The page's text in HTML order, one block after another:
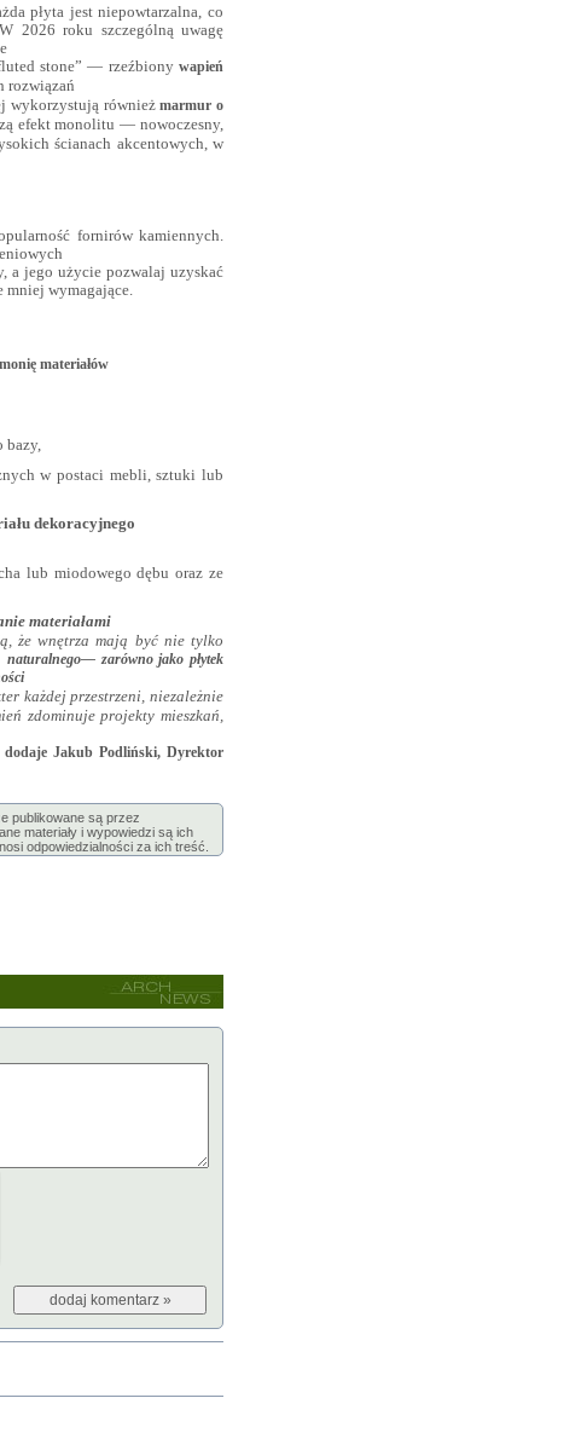
płyta jest niepowtarzalna, co
2026 roku szczególną uwagę
stone” — rzeźbiony wapień
rozwiązań
wykorzystują równieżmarmur o
efekt monolitu — nowoczesny,
ścianach akcentowych, w
fornirów kamiennych.
a jego użycie pozwalaj uzyskać
wymagające.
materiałów
bazy,
w postaci mebli, sztuki lub
dekoracyjnego
lub miodowego dębu oraz ze
materiałami
że wnętrza mają być nie tylko
zarówno jako płytek
każdej przestrzeni, niezależnie
zdominuje projekty mieszkań,
dodaje Jakub Podliński, Dyrektor
publikowane są przez
materiały i wypowiedzi są ich
odpowiedzialności za ich treść.